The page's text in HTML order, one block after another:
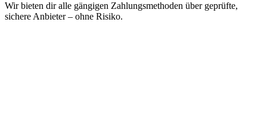
Wir bieten dir alle gängigen Zahlungsmethoden über geprüfte,
sichere Anbieter – ohne Risiko.